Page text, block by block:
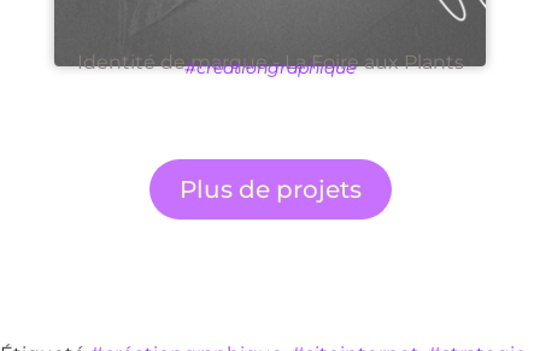
Identité de marque - La Foire aux Plants
#créationgraphique
Plus de projets